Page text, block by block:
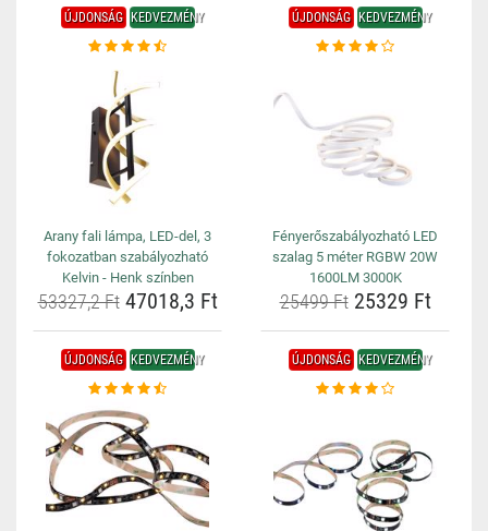
ÚJDONSÁG KEDVEZMÉNY
Arany fali lámpa, LED-del, 3
fokozatban szabályozható
Kelvin - Henk színben
53327,2 Ft47018,3 Ft
ÚJDONSÁG KEDVEZMÉNY
Fényerőszabályozható LED
szalag 5 méter RGBW 20W
1600LM 3000K
25499 Ft25329 Ft
ÚJDONSÁG KEDVEZMÉNY ÚJDONSÁG KEDVEZMÉNY